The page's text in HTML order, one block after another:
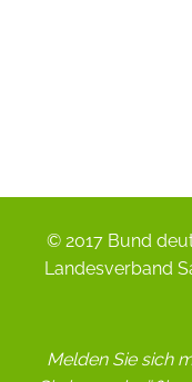
© 2017 Bund
Landesverband
Melden Sie sich